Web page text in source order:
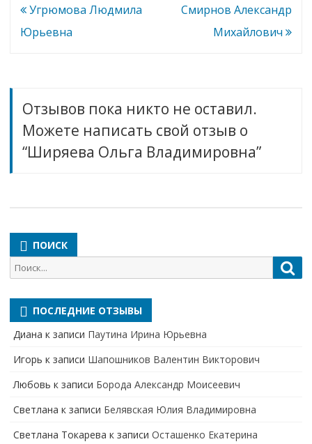
Навигация
по
Угрюмова Людмила
Юрьевна
Смирнов Александр
Михайлович
Отзывов пока никто не оставил.
Можете написать свой отзыв о
“Ширяева Ольга Владимировна”
ПОИСК
Поиск
для:
ПОСЛЕДНИЕ ОТЗЫВЫ
Диана к записи Паутина Ирина Юрьевна
Игорь к записи Шапошников Валентин Викторович
Любовь к записи Борода Александр Моисеевич
Светлана к записи Белявская Юлия Владимировна
Cветлана Токарева к записи Осташенко Екатерина